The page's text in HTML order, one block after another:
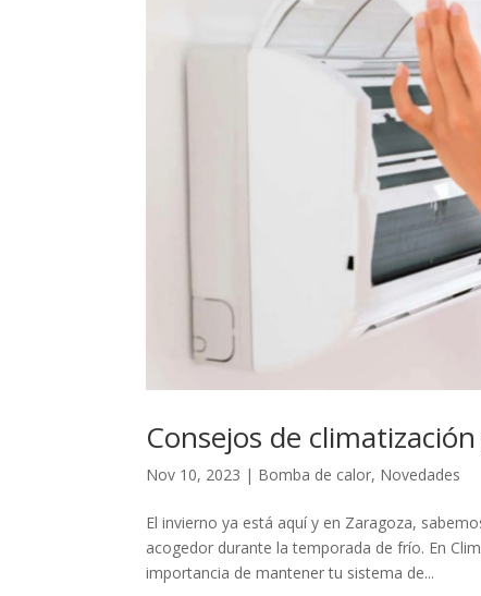
Consejos de
Nov 10, 2023 | Bomba de calor, Novedades
El invierno ya está aquí y en Zaragoza,
acogedor durante la temporada de frío. En
importancia de mantener tu sistema de...